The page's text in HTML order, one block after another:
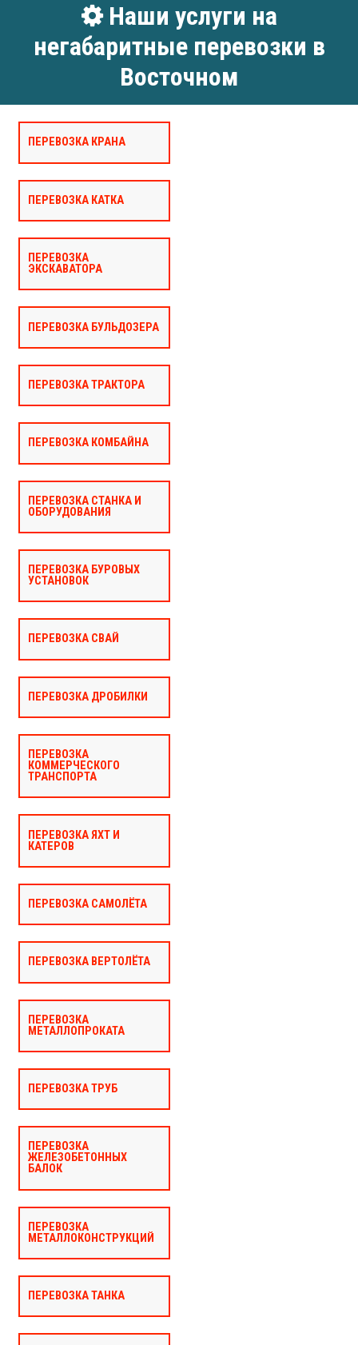
Наши услуги на
негабаритные перевозки в
Восточном
ПЕРЕВОЗКА КРАНА
ПЕРЕВОЗКА КАТКА
ПЕРЕВОЗКА
ЭКСКАВАТОРА
ПЕРЕВОЗКА БУЛЬДОЗЕРА
ПЕРЕВОЗКА ТРАКТОРА
ПЕРЕВОЗКА КОМБАЙНА
ПЕРЕВОЗКА СТАНКА И
ОБОРУДОВАНИЯ
ПЕРЕВОЗКА БУРОВЫХ
УСТАНОВОК
ПЕРЕВОЗКА СВАЙ
ПЕРЕВОЗКА ДРОБИЛКИ
ПЕРЕВОЗКА
КОММЕРЧЕСКОГО
ТРАНСПОРТА
ПЕРЕВОЗКА ЯХТ И
КАТЕРОВ
ПЕРЕВОЗКА САМОЛЁТА
ПЕРЕВОЗКА ВЕРТОЛЁТА
ПЕРЕВОЗКА
МЕТАЛЛОПРОКАТА
ПЕРЕВОЗКА ТРУБ
ПЕРЕВОЗКА
ЖЕЛЕЗОБЕТОННЫХ
БАЛОК
ПЕРЕВОЗКА
МЕТАЛЛОКОНСТРУКЦИЙ
ПЕРЕВОЗКА ТАНКА